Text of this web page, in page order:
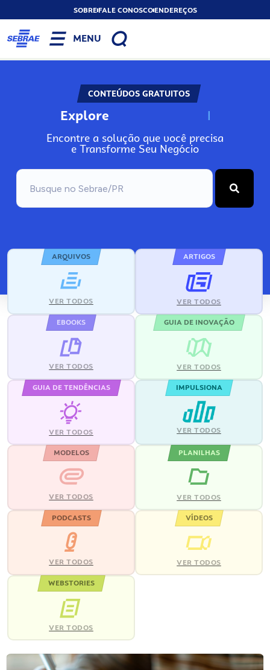
SOBREFALE CONOSCOENDEREÇOS
MENU
CONTEÚDOS GRATUITOS
Explore N
Encontre a solução que você precisa
e Transforme Seu Negócio
ARQUIVOS
VER TODOS
ARTIGOS
VER TODOS
EBOOKS
VER TODOS
GUIA DE INOVAÇÃO
VER TODOS
GUIA DE TENDÊNCIAS
VER TODOS
IMPULSIONA
VER TODOS
MODELOS
VER TODOS
PLANILHAS
VER TODOS
PODCASTS
VER TODOS
VÍDEOS
VER TODOS
WEBSTORIES
VER TODOS